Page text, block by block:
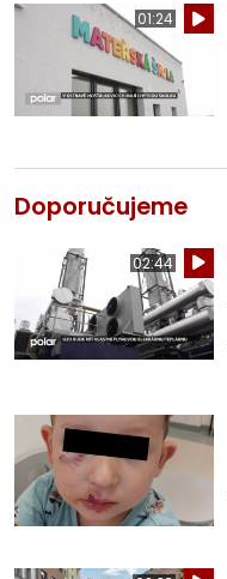
01:24
Doporučujeme
02:44